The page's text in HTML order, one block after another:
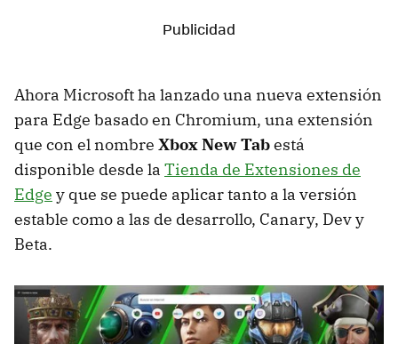
Ahora Microsoft ha lanzado una nueva extensión
para Edge basado en Chromium, una extensión
que con el nombre Xbox New Tabestá
disponible desde la Tienda de Extensiones de
Edge y que se puede aplicar tanto a la versión
estable como a las de desarrollo, Canary, Dev y
Beta.